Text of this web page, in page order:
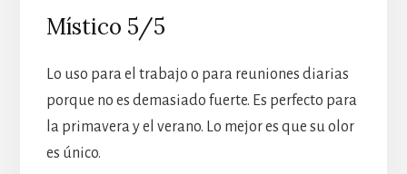
Místico 5/5
Lo uso para el trabajo o para reuniones diarias
porque no es demasiado fuerte. Es perfecto para
la primavera y el verano. Lo mejor es que su olor
es único.